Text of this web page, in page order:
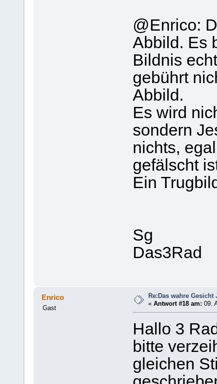
@Enrico:
Abbild. Es
Bildnis
gebührt
Abbild.
Es wird
sondern
nichts,
gefälscht
Ein
Sg
Das3Rad
Enrico
Gast
Re:Das wahre Gesicht
«Antwort #18 am: 09.
Hallo 3
bitte
gleichen